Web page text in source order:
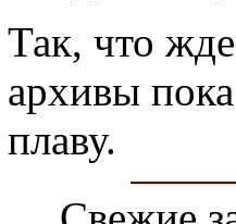
Так, что
архивы
плаву.